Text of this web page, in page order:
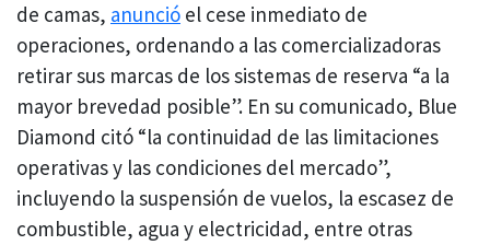
de camas, anunció el cese inmediato de
operaciones, ordenando a las comercializadoras
retirar sus marcas de los sistemas de reserva “a la
mayor brevedad posible”. En su comunicado, Blue
Diamond citó “la continuidad de las limitaciones
operativas y las condiciones del mercado”,
incluyendo la suspensión de vuelos, la escasez de
combustible, agua y electricidad, entre otras